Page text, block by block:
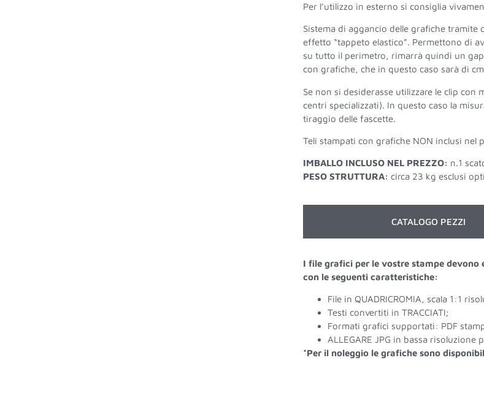
Per l’utilizzo in esterno si consiglia
Sistema di aggancio delle grafiche
effetto “tappeto elastico”. Permettono di
su tutto il perimetro, rimarrà quindi un
con grafiche, che in questo caso sarà di
Se non si desiderasse utilizzare le clip con
centri specializzati). In questo caso la
tiraggio delle fascette.
Teli stampati con grafiche NON inclusi nel
IMBALLO INCLUSO NEL PREZZO: n.1
PESO STRUTTURA: circa 23 kg esclusi
CATALOGO PEZZI
I file grafici per le vostre stampe devono
con le seguenti caratteristiche:
File in QUADRICROMIA, scala 1:1
Testi convertiti in TRACCIATI;
Formati grafici supportati: PDF
ALLEGARE JPG in bassa risoluzione
*Per il noleggio le grafiche sono